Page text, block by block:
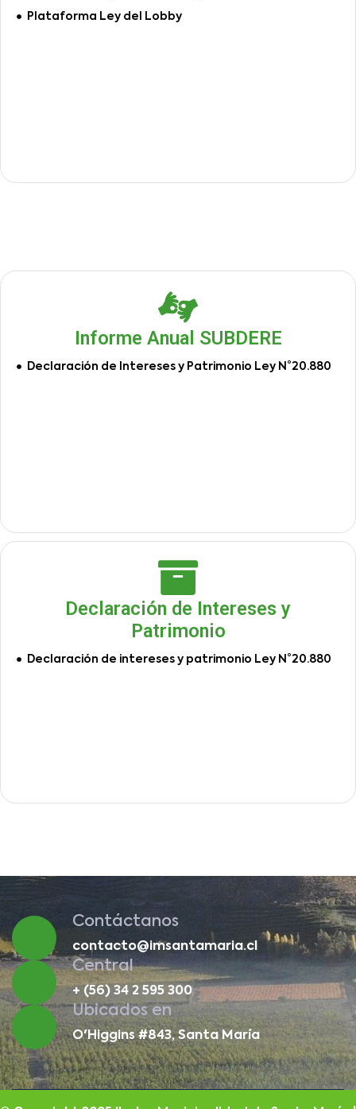
Plataforma Ley del Lobby
Informe Anual SUBDERE
Declaración de Intereses y Patrimonio Ley N°20.880
Declaración de Intereses y
Patrimonio
Declaración de intereses y patrimonio Ley N°20.880
Contáctanos
contacto@imsantamaria.cl
Central
+ (56) 34 2 595 300
Ubicados en
O'Higgins #843, Santa María